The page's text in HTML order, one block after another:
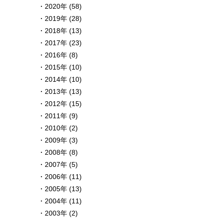
2020年 (58)
2019年 (28)
2018年 (13)
2017年 (23)
2016年 (8)
2015年 (10)
2014年 (10)
2013年 (13)
2012年 (15)
2011年 (9)
2010年 (2)
2009年 (3)
2008年 (8)
2007年 (5)
2006年 (11)
2005年 (13)
2004年 (11)
2003年 (2)